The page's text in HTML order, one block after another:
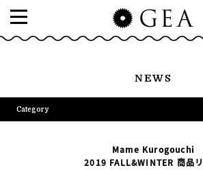
NEWS
Category
Mame Kurogouchi
2019 FALL&WINTER 商品